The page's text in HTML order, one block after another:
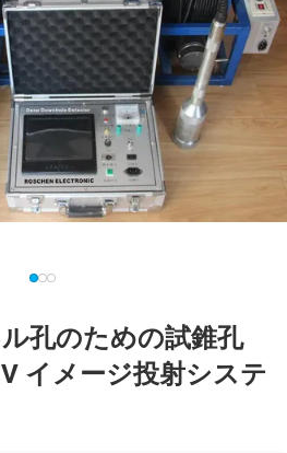
孔のための試錐孔
イメージ投射システ